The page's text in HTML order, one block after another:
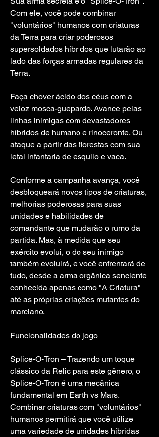
Com ele, você pode combinar
"voluntários" humanos com criaturas
da Terra para criar poderosos
supersoldados híbridos que lutarão ao
lado das forças armadas regulares da
Terra.
Faça chover ácido dos céus com a
veloz mosca-guepardo. Avance pelas
linhas inimigas com devastadores
híbridos de humano e rinoceronte. Ou
ataque a partir das florestas com sua
letal infantaria de esquilo e vaca.
Conforme a campanha avança, você
desbloqueará novos tipos de criaturas,
melhorias poderosas para suas
unidades e habilidades de
comandante que mudarão o rumo da
partida. Mas, à medida que seu
exército evolui, o do seu inimigo
também evoluirá, e você enfrentará de
tudo, desde a arma orgânica senciente
conhecida apenas como "A Criatura"
até as próprias criações mutantes do
marciano.
Funcionalidades do jogo
Splice-O-Tron – Trazendo um toque
clássico da Relic para este gênero, o
Splice-O-Tron é uma mecânica
fundamental em Earth vs Mars.
Combinar criaturas com "voluntários"
humanos permitirá que você utilize
uma variedade de unidades híbridas